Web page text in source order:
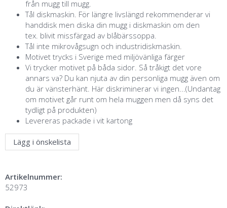
från mugg till mugg.
Tål diskmaskin. För längre livslängd rekommenderar vi
handdisk men diska din mugg i diskmaskin om den
tex. blivit missfärgad av blåbärssoppa.
Tål inte mikrovågsugn och industridiskmaskin.
Motivet trycks i Sverige med miljövänliga färger
Vi trycker motivet på båda sidor. Så tråkigt det vore
annars va? Du kan njuta av din personliga mugg även om
du är vänsterhänt. Här diskriminerar vi ingen...(Undantag
om motivet går runt om hela muggen men då syns det
tydligt på produkten)
Levereras packade i vit kartong
Lägg i önskelista
Artikelnummer:
52973